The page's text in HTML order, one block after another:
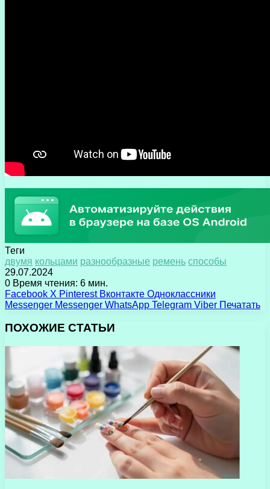
Теги
двумя кольцами разнообразные ремень способы
29.07.2024
0 Время чтения: 6 мин.
Facebook X Pinterest Вконтакте Одноклассники
Messenger Messenger WhatsApp Telegram Viber Печатать
ПОХОЖИЕ СТАТЬИ